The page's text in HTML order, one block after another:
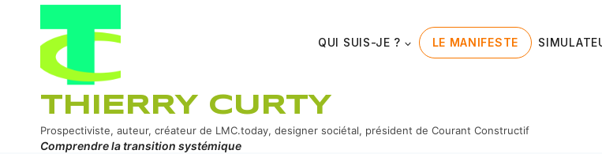
QUI SUIS-JE ? LE MANIFESTE
THIERRY CURTY
Prospectiviste, auteur, créateur de LMC.today, designer sociétal, président de Courant Constructif
Comprendre la transition systémique